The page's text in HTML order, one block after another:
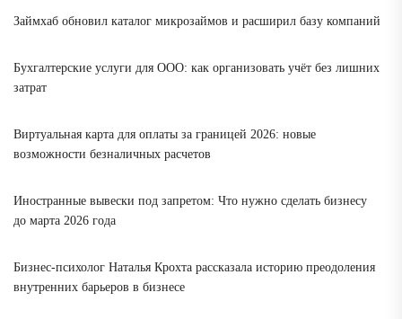
Займхаб обновил каталог микрозаймов и расширил базу компаний
Бухгалтерские услуги для ООО: как организовать учёт без лишних
затрат
Виртуальная карта для оплаты за границей 2026: новые
возможности безналичных расчетов
Иностранные вывески под запретом: Что нужно сделать бизнесу
до марта 2026 года
Бизнес-психолог Наталья Крохта рассказала историю преодоления
внутренних барьеров в бизнесе